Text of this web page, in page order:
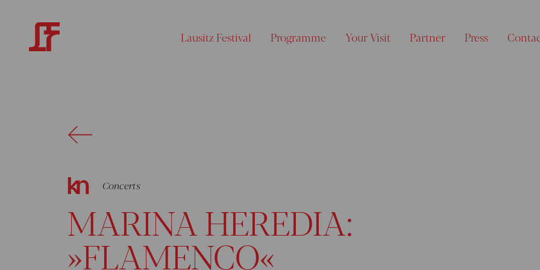
Lausitz Festival Programme Your Visit Partner Press
Concerts
MARINA HEREDIA:
»FLAMENCO«